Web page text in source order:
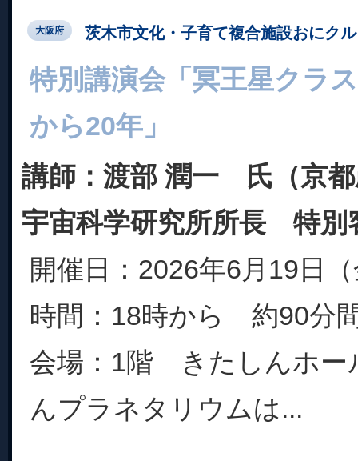
大阪府 茨木市文化・子育て複合施設おにク
特別講演会「冥王星クラ
から20年」
講師：渡部 潤一 氏（京
宇宙科学研究所所長 特別
開催日：2026年6月19日
時間：18時から 約90分
会場：1階 きたしんホ
んプラネタリウムは...